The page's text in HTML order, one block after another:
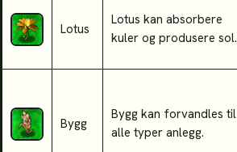
Lotus
Lotus kan absorbere
kuler og produsere sol.
Bygg
Bygg kan forvandles til
alle typer anlegg.